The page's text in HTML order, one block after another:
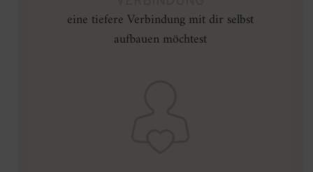
eine tiefere Verbindung mit dir selbst
aufbauen möchtest